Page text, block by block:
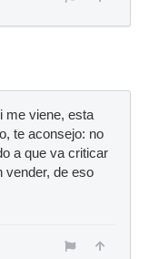
me viene, esta
te aconsejo: no
a que va criticar
vender, de eso